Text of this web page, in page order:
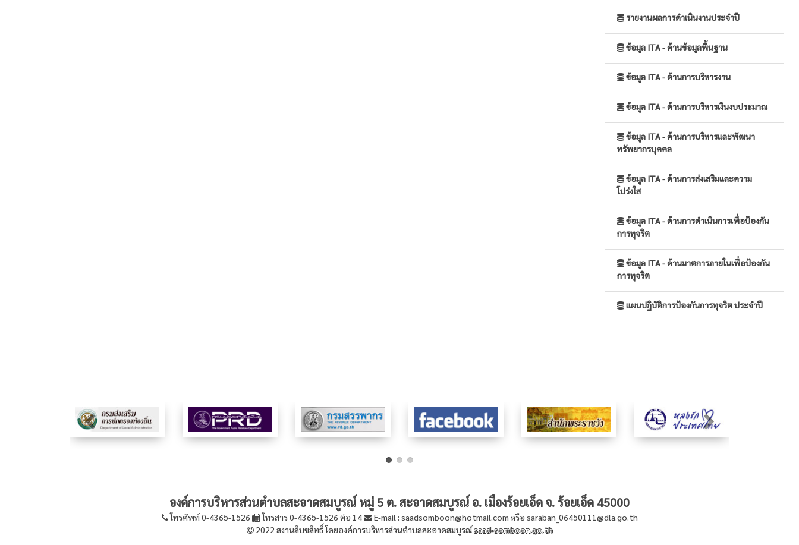
รายงานผลการดำเนินงานประจำปี
ข้อมูล ITA - ด้านข้อมูลพื้นฐาน
ข้อมูล ITA - ด้านการบริหารงาน
ข้อมูล ITA - ด้านการบริหารเงินงบประมาณ
ข้อมูล ITA - ด้านการบริหารและพัฒนา
ทรัพยากรบุคคล
ข้อมูล ITA - ด้านการส่งเสริมและความ
โปร่งใส
ข้อมูล ITA - ด้านการดำเนินการเพื่อป้องกัน
การทุจริต
ข้อมูล ITA - ด้านมาตการภายในเพื่อป้องกัน
การทุจริต
แผนปฏิบัติการป้องกันการทุจริต ประจำปี
องค์การบริหารส่วนตำบลสะอาดสมบูรณ์ หมู่ 5 ต. สะอาดสมบูรณ์ อ. เมืองร้อยเอ็ด จ. ร้อยเอ็ด 45000
โทรศัพท์ 0-4365-1526 โทรสาร 0-4365-1526 ต่อ 14
E-mail : saadsomboon@hotmail.com หรือ saraban_06450111@dla.go.th
2022 สงานลิบขสิทธิ์ โดยองค์การบริหารส่วนตำบลสะอาดสมบูรณ์saad-somboon.go.th